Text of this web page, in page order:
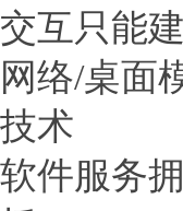
交互只能
网络/桌面
技术
软件服务